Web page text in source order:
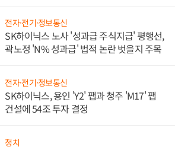
전자·전기·정보통신
SK하이닉스 노사 '성과급 주식지급' 평행선,
곽노정 'N% 성과급' 법적 논란 벗을지 주목
전자·전기·정보통신
SK하이닉스, 용인 'Y2' 팹과 청주 'M17' 팹
건설에 54조 투자 결정
정치